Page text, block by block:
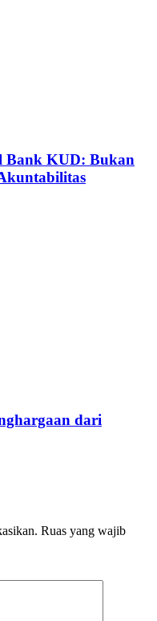
Bank KUD: Bukan
dari
Ruas yang wajib